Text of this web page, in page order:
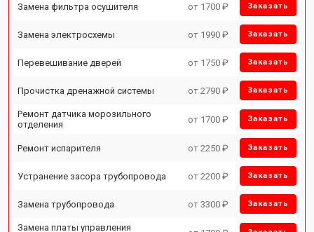
Замена фильтра осушителя от 1700 ₽ Заказать
Замена электросхемы от 1990 ₽ Заказать
Перевешивание дверей от 1750 ₽ Заказать
Прочистка дренажной системы от 2790 ₽ Заказать
Ремонт датчика морозильного
отделения
от 1700 ₽ Заказать
Ремонт испарителя от 2250 ₽ Заказать
Устранение засора трубопровода от 2200 ₽ Заказать
Замена трубопровода от 3300 ₽ Заказать
Замена платы управления